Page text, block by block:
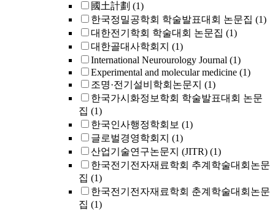
國土計劃 (1)
한국정밀공학회 학술발표대회 논문집 (1)
대한전기학회 학술대회 논문집 (1)
대한골대사학회지 (1)
International Neurourology Journal (1)
Experimental and molecular medicine (1)
조명·전기설비학회논문지 (1)
한국가시화정보학회 학술발표대회 논문
집 (1)
한국인사행정학회보 (1)
글로벌경영학회지 (1)
산업기술연구논문지 (JITR) (1)
한국전기전자재료학회 추계학술대회논문
집 (1)
한국전기전자재료학회 춘계학술대회논문
집 (1)